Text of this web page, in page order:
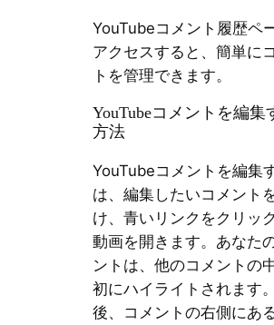
YouTubeコメント履歴ペ
アクセスすると、簡単に
トを管理できます。
YouTubeコメントを編集
方法
YouTubeコメントを編集
は、編集したいコメント
け、青いリンクをクリッ
動画を開きます。あなた
ントは、他のコメントの
初にハイライトされます
後、コメントの右側にあ